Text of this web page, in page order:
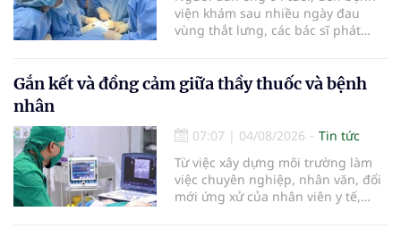
viện khám sau nhiều ngày đau
vùng thắt lưng, các bác sĩ phát
biểu mô tế bào thận. Với khối u còn
ở giai đoạn sớm, người bệnh được
bằng phẫu thuật robot thay vì phải
cắt bỏ toàn bộ quả thận như trước
đây.
Gắn kết và đồng cảm giữa thầy thuốc và bệnh
nhân
07:07 | 04/08/2026
Tin tức
Từ việc xây dựng môi trường làm
việc chuyên nghiệp, nhân văn, đổi
mới ứng xử của nhân viên y tế,